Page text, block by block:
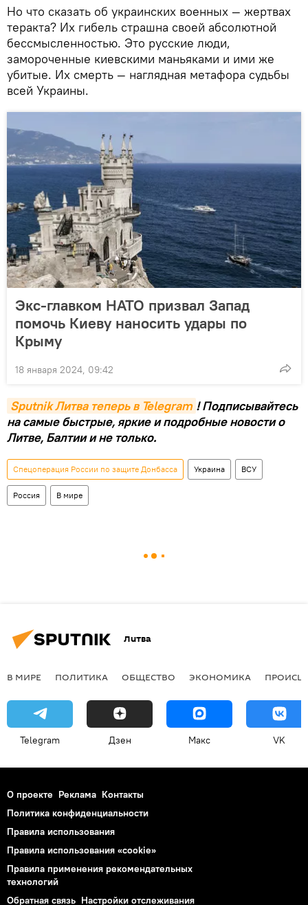
Но что сказать об украинских военных — жертвах
теракта? Их гибель страшна своей абсолютной
бессмысленностью. Это русские люди,
замороченные киевскими маньяками и ими же
убитые. Их смерть — наглядная метафора судьбы
всей Украины.
Экс-главком НАТО призвал Запад
помочь Киеву наносить удары по
Крыму
18 января 2024, 09:42
Sputnik Литва теперь в Telegram ! Подписывайтесь
на самые быстрые, яркие и подробные новости о
Литве, Балтии и не только.
Спецоперация России по защите Донбасса Украина ВСУ
Россия В мире
Литва
В МИРЕ ПОЛИТИКА ОБЩЕСТВО ЭКОНОМИКА
Telegram Дзен Макс VK
О проекте Реклама Контакты
Политика конфиденциальности
Правила использования
Правила использования «cookie»
Правила применения рекомендательных
технологий
Обратная связь Настройки отслеживания